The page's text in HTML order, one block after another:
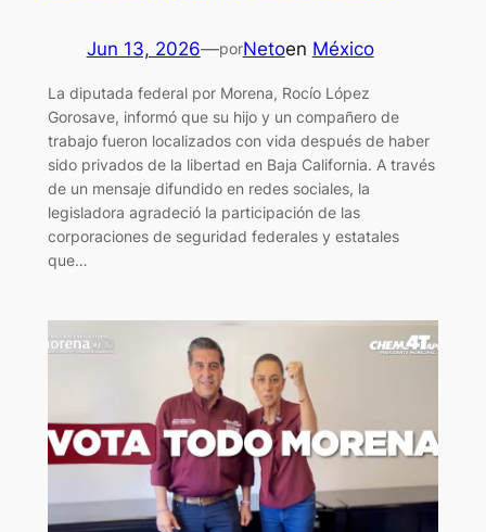
Jun 13, 2026—porNetoen México
La diputada federal por Morena, Rocío López
Gorosave, informó que su hijo y un compañero de
trabajo fueron localizados con vida después de haber
sido privados de la libertad en Baja California. A través
de un mensaje difundido en redes sociales, la
legisladora agradeció la participación de las
corporaciones de seguridad federales y estatales
que…